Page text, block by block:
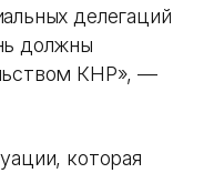
делегаций
должны
КНР», —
которая